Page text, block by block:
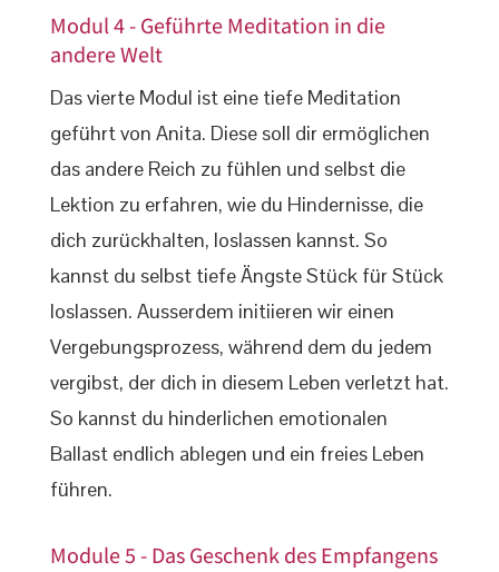
Modul 4 - Geführte Meditation in die
andere Welt
Das vierte Modul ist eine tiefe Meditation
geführt von Anita. Diese soll dir ermöglichen
das andere Reich zu fühlen und selbst die
Lektion zu erfahren, wie du Hindernisse, die
dich zurückhalten, loslassen kannst. So
kannst du selbst tiefe Ängste Stück für Stück
loslassen. Ausserdem initiieren wir einen
Vergebungsprozess, während dem du jedem
vergibst, der dich in diesem Leben verletzt hat.
So kannst du hinderlichen emotionalen
Ballast endlich ablegen und ein freies Leben
führen.
Module 5 - Das Geschenk des Empfangens